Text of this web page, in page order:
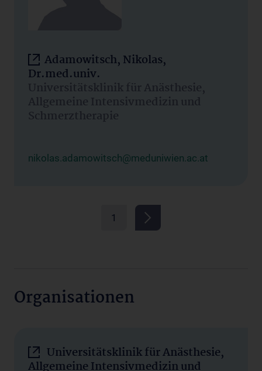
Adamowitsch, Nikolas,
Dr.med.univ.
Universitätsklinik für Anästhesie,
Allgemeine Intensivmedizin und
Schmerztherapie
nikolas.adamowitsch@meduniwien.ac.at
1
Organisationen
Universitätsklinik für Anästhesie,
Allgemeine Intensivmedizin und